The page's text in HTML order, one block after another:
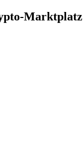
Marktplatz